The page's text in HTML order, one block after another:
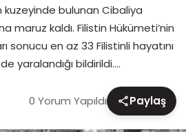
kuzeyinde bulunan Cibaliya
maruz kaldı. Filistin Hükümeti’nin
sonucu en az 33 Filistinli hayatını
yaralandığı bildirildi….
0 Yorum Yapıldı Paylaş